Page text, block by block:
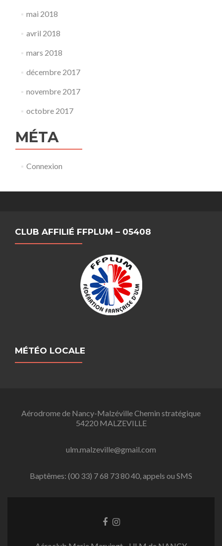
mai 2018
avril 2018
mars 2018
décembre 2017
novembre 2017
octobre 2017
MÉTA
Connexion
CLUB AFFILIÉ FFPLUM – 05408
MÉTÉO LOCALE
Aérodrome de Nancy-Malzéville Chemin stratégique
54220 MALZEVILLE
ulm.malzeville@gmail.com
Baptêmes: (00 33) 7 68 73 80 40, appels ou SMS
L L